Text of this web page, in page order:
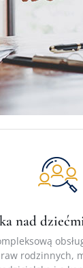
nad
rodzinnych,